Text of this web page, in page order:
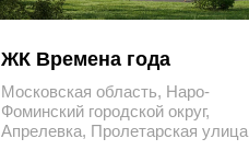
ЖК Времена года
Московская область, Наро-
Фоминский городской округ,
Апрелевка, Пролетарская улица